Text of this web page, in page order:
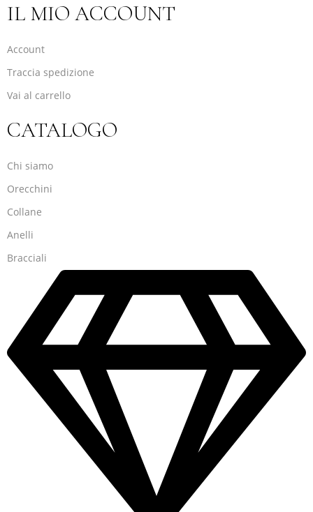
IL MIO ACCOUNT
Account
Traccia spedizione
Vai al carrello
CATALOGO
Chi siamo
Orecchini
Collane
Anelli
Bracciali